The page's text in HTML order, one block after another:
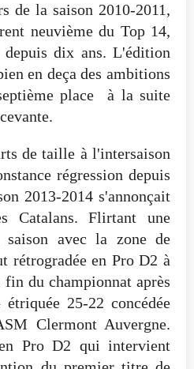
de la saison 2010-2011,
neuvième du Top 14,
dix ans. L'édition
en deça des ambitions
place à la suite
de taille à l'intersaison
régression depuis
2013-2014 s'annonçait
Catalans. Flirtant une
avec la zone de
rétrogradée en Pro D2 à
du championnat après
25-22 concédée
Clermont Auvergne.
Pro D2 qui intervient